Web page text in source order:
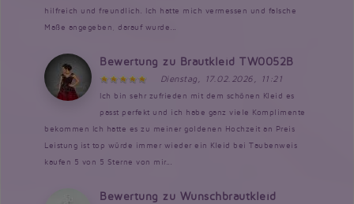
hilfreich und freundlich. Ich hatte mich vermessen und falsche
Maße angegeben, darauf wurde...
Bewertung zu Brautkleid TW0052B
Dienstag, 17.02.2026, 11:21
Ich bin sehr zufrieden mit dem schönen Kleid es
passt perfekt und ich habe ganz viele Komplimente
bekommen Ich hatte es zu meiner goldenen Hochzeit an Preis
Leistung ist top würde immer wieder ein Kleid bei Taubenweis
kaufen 5 von 5 Sterne von mir...
Bewertung zu Wunschbrautkleid